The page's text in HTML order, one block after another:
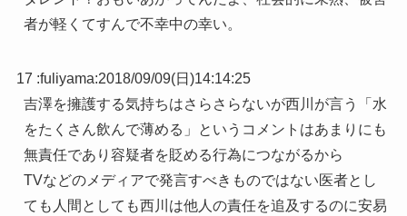
者が軽くてすんで不幸中の幸い。
17 :fuliyama:2018/09/09(日)14:14:25
吉澤を擁護する気持ちはさらさらないが西川が言う「水
をたくさん飲んで薄める」というコメントはあまりにも
無責任であり容疑者を貶める行為につながるから
TVなどのメディアで発言すべきものではない医者とし
ても人間としても西川は他人の責任を追及するのに安易